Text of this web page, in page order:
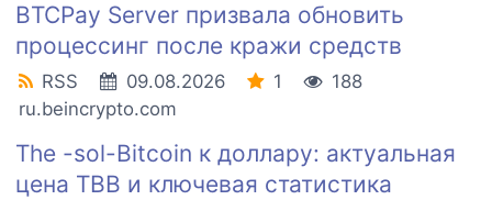
BTCPay Server призвала обновить
процессинг после кражи средств
RSS 09.08.2026 1
188
ru.beincrypto.com
The -sol-Bitcoin к доллару: актуальная
цена TBB и ключевая статистика